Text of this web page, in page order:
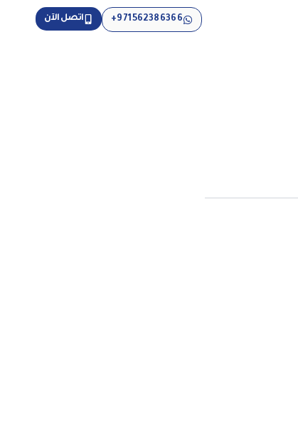
اتصل الآن 971562386366+